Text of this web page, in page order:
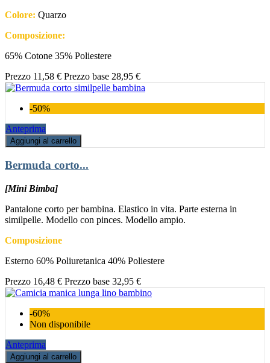
Colore: Quarzo
Composizione:
65% Cotone 35% Poliestere
Prezzo 11,58 € Prezzo base 28,95 €
-50%
Anteprima
Aggiungi al carrello
Bermuda corto...
[Mini Bimba]
Pantalone corto per bambina. Elastico in vita. Parte esterna in
similpelle. Modello con pinces. Modello ampio.
Composizione
Esterno 60% Poliuretanica 40% Poliestere
Prezzo 16,48 € Prezzo base 32,95 €
-60%
Non disponibile
Anteprima
Aggiungi al carrello